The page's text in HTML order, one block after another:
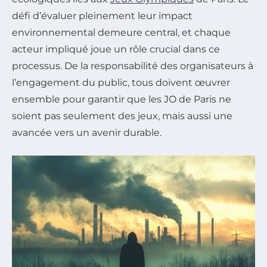
défi d’évaluer pleinement leur impact
environnemental demeure central, et chaque
acteur impliqué joue un rôle crucial dans ce
processus. De la responsabilité des organisateurs à
l’engagement du public, tous doivent œuvrer
ensemble pour garantir que les JO de Paris ne
soient pas seulement des jeux, mais aussi une
avancée vers un avenir durable.